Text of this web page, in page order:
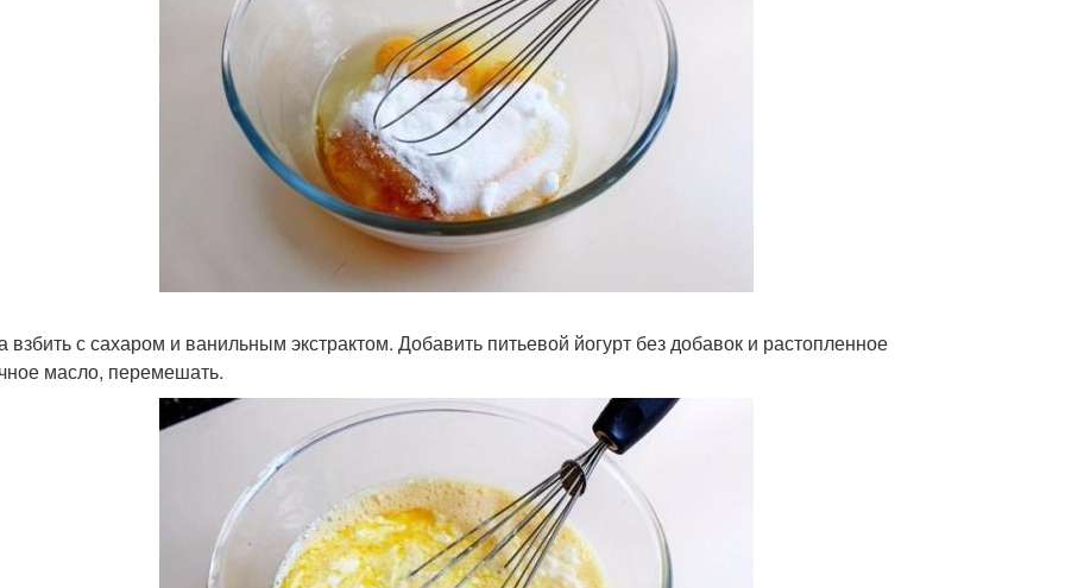
взбить с сахаром и ванильным экстрактом. Добавить питьевой йогурт без добавок и растопленное
масло, перемешать.